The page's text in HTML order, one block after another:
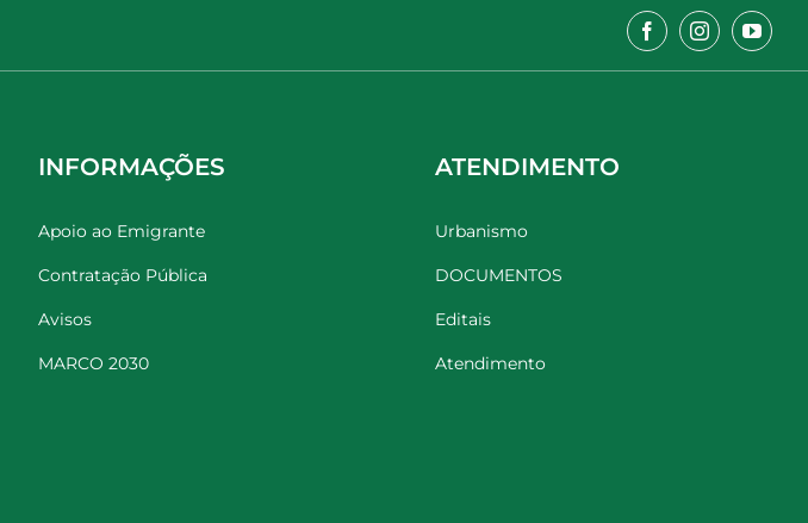
INFORMAÇÕES
Apoio ao Emigrante
Contratação Pública
Avisos
MARCO 2030
ATENDIMENTO
Urbanismo
DOCUMENTOS
Editais
Atendimento